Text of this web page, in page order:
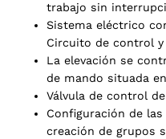
trabajo sin
Sistema eléctrico
Circuito de control
La elevación se
de mando situada
Válvula de control
Configuración de
creación de grupos